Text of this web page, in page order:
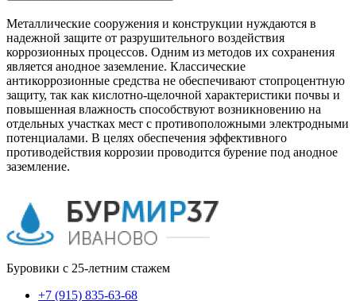
Металлические сооружения и конструкции нуждаются в
надежной защите от разрушительного воздействия
коррозионных процессов. Одним из методов их сохранения
является анодное заземление. Классические
антикоррозионные средства не обеспечивают стопроцентную
защиту, так как кислотно-щелочной характеристики почвы и
повышенная влажность способствуют возникновению на
отдельных участках мест с противоположными электродными
потенциалами. В целях обеспечения эффективного
противодействия коррозии проводится бурение под анодное
заземление.
Буровики с 25-летним стажем
+7 (915) 835-63-68